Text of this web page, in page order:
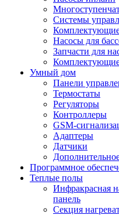
Системы
Комплектующие
Насосы для
Запчасти для
Умный дом
Панели
Термостаты
Регуляторы
Контроллеры
GSM-
Адаптеры
Датчики
Программное
Теплые полы
Инфракрасная
панель
Секция